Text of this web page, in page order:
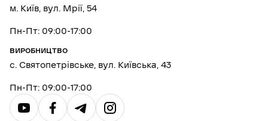
м. Київ, вул. Мрії, 54
Пн-Пт: 09:00-17:00
ВИРОБНИЦТВО
с. Святопетрівське, вул. Київська, 43
Пн-Пт: 09:00-17:00